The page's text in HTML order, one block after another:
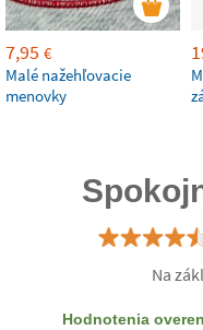
7,95 €
Malé nažehľovacie
menovky
Na
Hodnotenia